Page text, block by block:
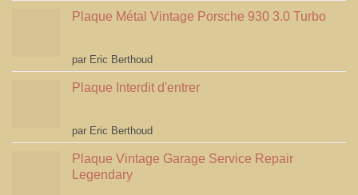
Plaque Métal Vintage Porsche 930 3.0 Turbo
Note5sur 5
par Eric Berthoud
Plaque Interdit d'entrer
Note5sur 5
par Eric Berthoud
Plaque Vintage Garage Service Repair
Legendary